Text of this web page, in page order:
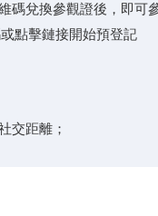
兌換參觀證後，即可
點擊鏈接開始預登記
交距離；